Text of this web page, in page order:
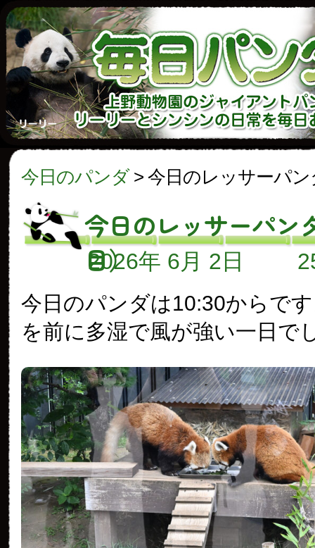
今日のパンダ> 今日のレッサーパン
今日のレッサーパン
目）
2026年 6月 2日
今日のパンダは10:30からで
を前に多湿で風が強い一日で